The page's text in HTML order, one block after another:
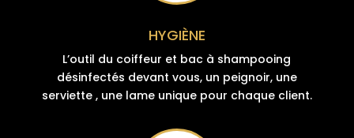
HYGIÈNE
L’outil du coiffeur et bac à shampooing
désinfectés devant vous, un peignoir, une
serviette , une lame unique pour chaque client.